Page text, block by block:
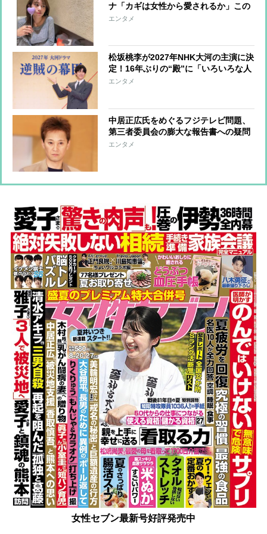
ナ「カギは女性から愛されるか」この
4月「第二の田中みな実」への第一歩
エンタメ
松坂桃李が2027年NHK大河の主演に決
定！16年ぶりの“殿”に「いろいろな人
生を経験した“殿”を見せたいです」
エンタメ
中居正広氏をめぐるフジテレビ問題、
第三者委員会の膨大な報告書への疑問
点 無視されている“三次加害行為”、
エンタメ
女性セブン最新号好評発売中